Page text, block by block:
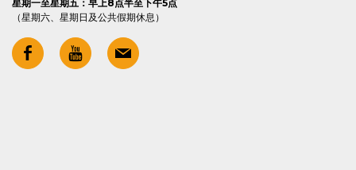
星期一至星期五：早上8点半至下午5点
（星期六、星期日及公共假期休息）